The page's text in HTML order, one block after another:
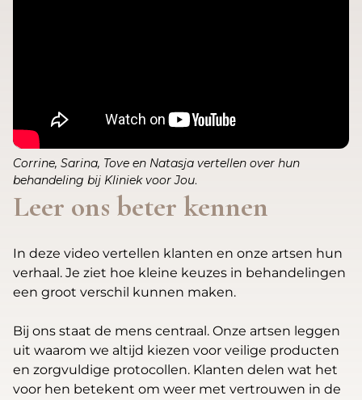
Leer ons beter kennen
In deze video vertellen klanten en onze artsen hun
verhaal. Je ziet hoe kleine keuzes in behandelingen
een groot verschil kunnen maken.
Bij ons staat de mens centraal. Onze artsen leggen
uit waarom we altijd kiezen voor veilige producten
en zorgvuldige protocollen. Klanten delen wat het
voor hen betekent om weer met vertrouwen in de
Corrine, Sarina, Tove en Natasja vertellen over hun
behandeling bij Kliniek voor Jou.